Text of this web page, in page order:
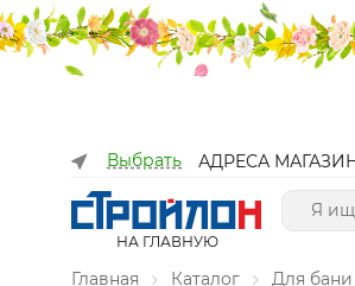
Выбрать АДРЕСА
НА ГЛАВНУЮ
Главная Каталог Для